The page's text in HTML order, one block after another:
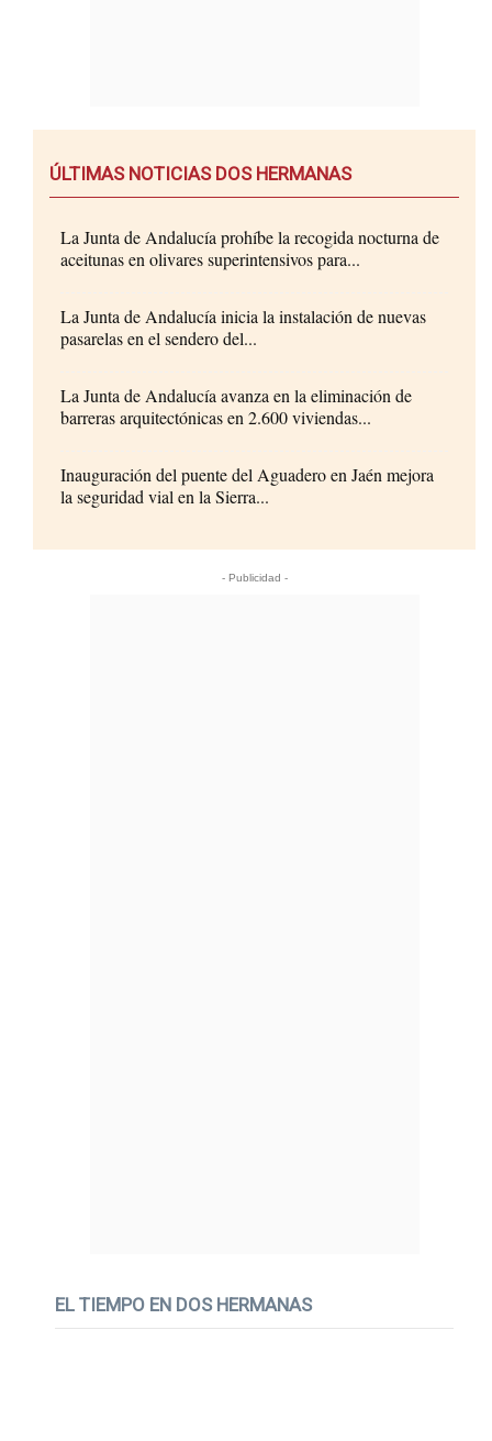
ÚLTIMAS NOTICIAS DOS HERMANAS
La Junta de Andalucía prohíbe la recogida nocturna de
aceitunas en olivares superintensivos para...
La Junta de Andalucía inicia la instalación de nuevas
pasarelas en el sendero del...
La Junta de Andalucía avanza en la eliminación de
barreras arquitectónicas en 2.600 viviendas...
Inauguración del puente del Aguadero en Jaén mejora
la seguridad vial en la Sierra...
- Publicidad -
EL TIEMPO EN DOS HERMANAS